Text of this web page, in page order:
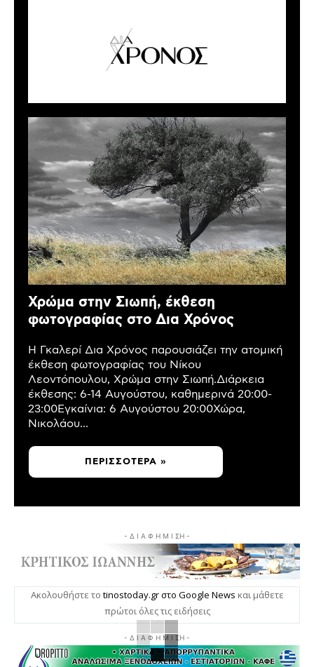
Χρώμα στην Σιωπή, έκθεση
φωτογραφίας στο Δια Χρόνος
Η Γκαλερί Δια Χρόνος παρουσιάζει την ατομική
έκθεση φωτογραφίας του Νίκου
Λεοντόπουλου, Χρώμα στην Σιωπή.Διάρκεια
έκθεσης: 6-14 Αυγούστου, καθημερινά 20:00-
23:00Εγκαίνια: 6 Αυγούστου 20:00Χώρα,
Νικολάου...
ΠΕΡΙΣΣΌΤΕΡΑ »
- Δ Ι Α Φ Η Μ Ι ΣΗ -
Ακολουθήστε το tinostoday.gr στο Google News και μάθετε
πρώτοι όλες τις ειδήσεις
- Δ Ι Α Φ Η Μ Ι ΣΗ -